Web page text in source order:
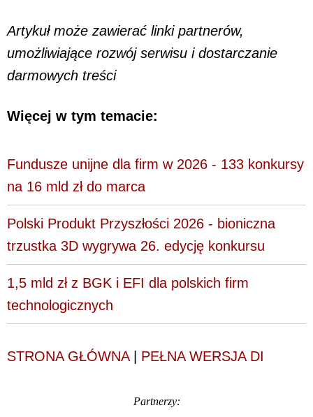
Artykuł może zawierać linki partnerów,
umożliwiające rozwój serwisu i dostarczanie
darmowych treści
Więcej w tym temacie:
Fundusze unijne dla firm w 2026 - 133 konkursy
na 16 mld zł do marca
Polski Produkt Przyszłości 2026 - bioniczna
trzustka 3D wygrywa 26. edycję konkursu
1,5 mld zł z BGK i EFI dla polskich firm
technologicznych
STRONA GŁÓWNA| PEŁNA WERSJA DI
Partnerzy: